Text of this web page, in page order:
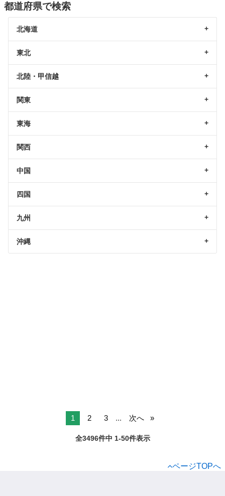
都道府県で検索
北海道
東北
北陸・甲信越
関東
東海
関西
中国
四国
九州
沖縄
1 2 3 ... 次へ
全3496件中 1-50件表示
ページTOPへ